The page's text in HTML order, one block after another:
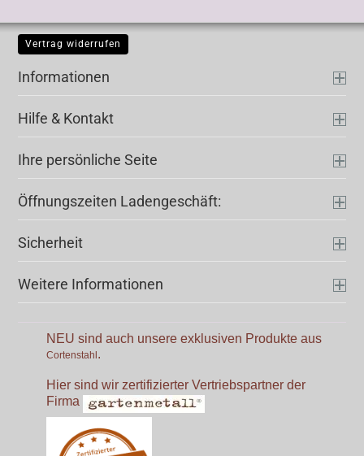
Vertrag widerrufen
Informationen
Hilfe & Kontakt
Ihre persönliche Seite
Öffnungszeiten Ladengeschäft:
Sicherheit
Weitere Informationen
NEU sind auch unsere exklusiven Produkte aus
Cortenstahl.
Hier sind wir zertifizierter Vertriebspartner der
Firma